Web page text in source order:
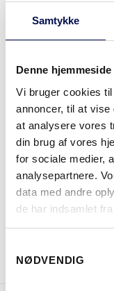
Samtykke
Denne
Vi bruger cookies
annoncer, til at
at analysere vores
din brug af vores
for sociale medier,
analysepartnere.
data med andre
de har indsamlet
NØDVENDIG
HVOR